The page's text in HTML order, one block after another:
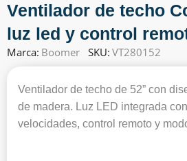
Ventilador de techo
luz led y control
Marca: Boomer SKU: VT280152
Ventilador de techo de 52” con
de madera. Luz LED integrada
velocidades, control remoto y